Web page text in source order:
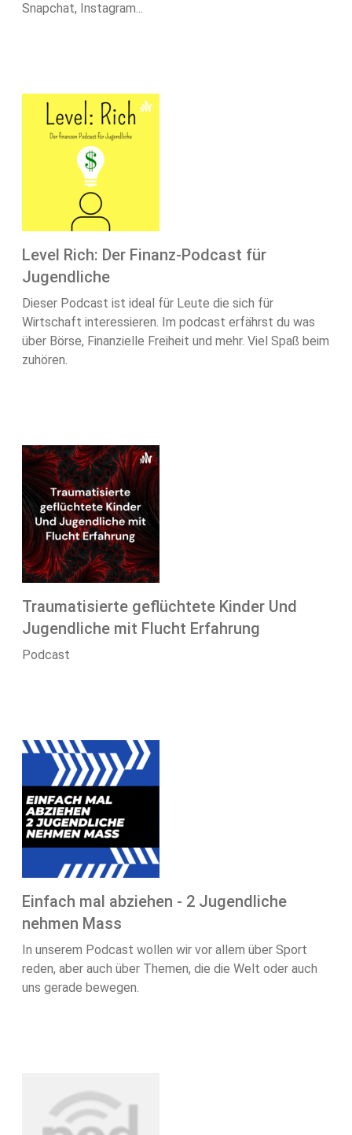
Snapchat, Instagram...
Level Rich: Der Finanz-Podcast für
Jugendliche
Dieser Podcast ist ideal für Leute die sich für
Wirtschaft interessieren. Im podcast erfährst du was
über Börse, Finanzielle Freiheit und mehr. Viel Spaß beim
zuhören.
Traumatisierte geflüchtete Kinder Und
Jugendliche mit Flucht Erfahrung
Podcast
Einfach mal abziehen - 2 Jugendliche
nehmen Mass
In unserem Podcast wollen wir vor allem über Sport
reden, aber auch über Themen, die die Welt oder auch
uns gerade bewegen.